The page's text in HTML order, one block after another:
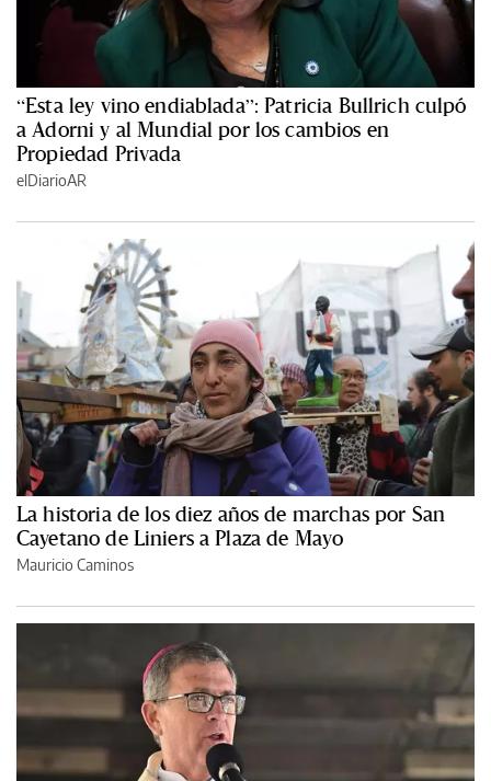
“Esta ley vino endiablada”: Patricia Bullrich culpó
a Adorni y al Mundial por los cambios en
Propiedad Privada
elDiarioAR
La historia de los diez años de marchas por San
Cayetano de Liniers a Plaza de Mayo
Mauricio Caminos